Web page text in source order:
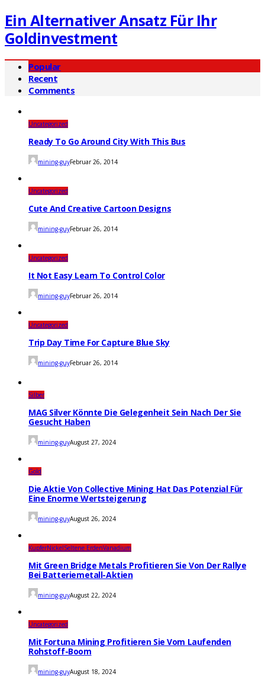
Ein Alternativer Ansatz Für Ihr
Goldinvestment
Popular
Recent
Comments
Uncategorized
Ready To Go Around City With This Bus
mining-guyFebruar 26, 2014
Uncategorized
Cute And Creative Cartoon Designs
mining-guyFebruar 26, 2014
Uncategorized
It Not Easy Learn To Control Color
mining-guyFebruar 26, 2014
Uncategorized
Trip Day Time For Capture Blue Sky
mining-guyFebruar 26, 2014
Silber
MAG Silver Könnte Die Gelegenheit Sein Nach Der Sie
Gesucht Haben
mining-guyAugust 27, 2024
Gold
Die Aktie Von Collective Mining Hat Das Potenzial Für
Eine Enorme Wertsteigerung
mining-guyAugust 26, 2024
KupferNickelSeltene ErdenVanadium
Mit Green Bridge Metals Profitieren Sie Von Der Rallye
Bei Batteriemetall-Aktien
mining-guyAugust 22, 2024
Uncategorized
Mit Fortuna Mining Profitieren Sie Vom Laufenden
Rohstoff-Boom
mining-guyAugust 18, 2024